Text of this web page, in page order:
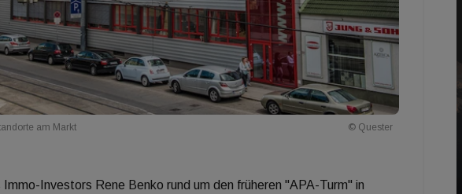
am Markt © Quester
Investors Rene Benko rund um den früheren "APA-Turm" in